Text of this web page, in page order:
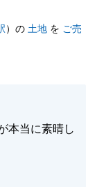
）の 土地 を ご売
本当に素晴し